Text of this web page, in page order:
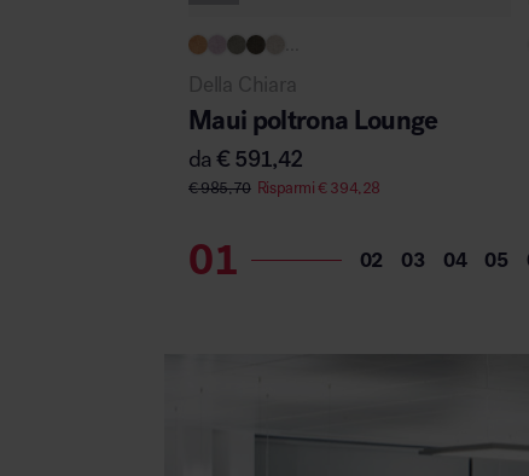
Della Chiara
Maui poltrona Lounge
da€ 591,42
€985,70 Risparmi€394,28